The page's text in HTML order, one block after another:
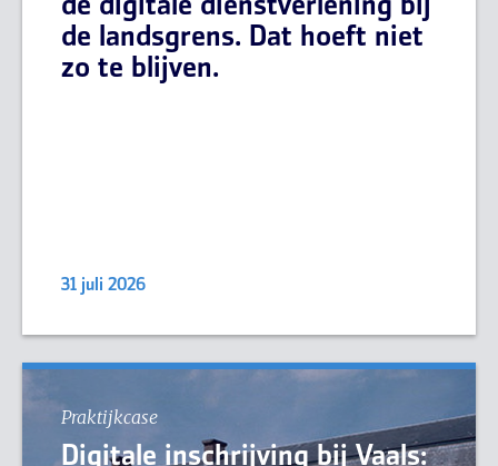
de digitale dienstverlening bij
de landsgrens. Dat hoeft niet
zo te blijven.
31 juli 2026
Praktijkcase
Digitale inschrijving bij Vaals: